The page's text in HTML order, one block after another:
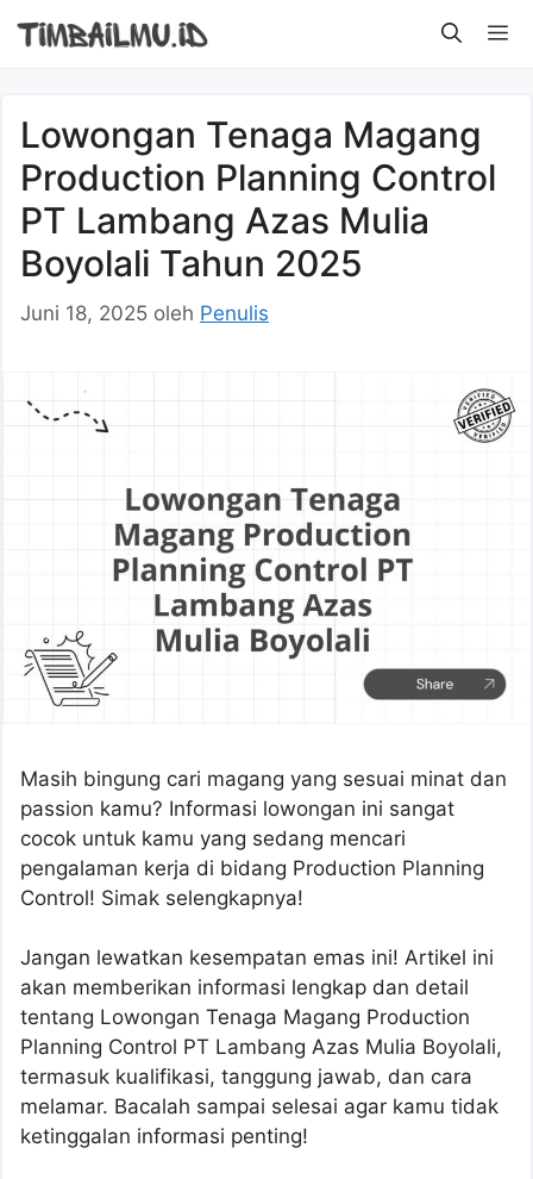
Lowongan Tenaga Magang
Production Planning Control
PT Lambang Azas Mulia
Boyolali Tahun 2025
Juni 18, 2025 oleh Penulis
Masih bingung cari magang yang sesuai minat dan
passion kamu? Informasi lowongan ini sangat
cocok untuk kamu yang sedang mencari
pengalaman kerja di bidang Production Planning
Control! Simak selengkapnya!
Jangan lewatkan kesempatan emas ini! Artikel ini
akan memberikan informasi lengkap dan detail
tentang Lowongan Tenaga Magang Production
Planning Control PT Lambang Azas Mulia Boyolali,
termasuk kualifikasi, tanggung jawab, dan cara
melamar. Bacalah sampai selesai agar kamu tidak
ketinggalan informasi penting!